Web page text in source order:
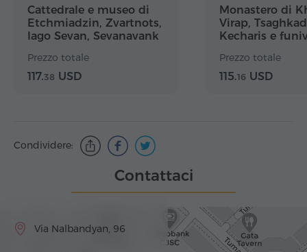
Cattedrale e museo di
Etchmiadzin, Zvartnots,
lago Sevan, Sevanavank
Prezzo totale
117.38 USD
Monastero di
Virap,
Kecharis e
Prezzo totale
115.16 USD
Condividere:
Contattaci
Via Nalbandyan, 96